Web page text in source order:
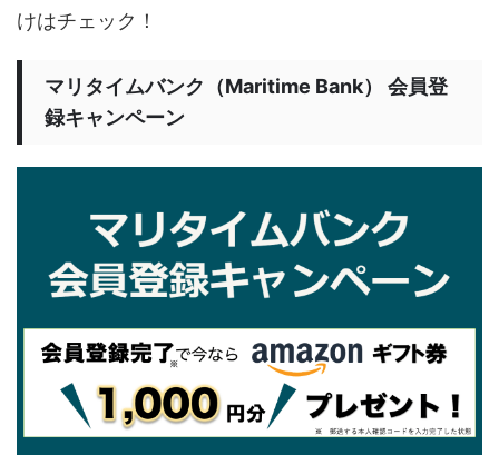
けはチェック！
マリタイムバンク（Maritime Bank） 会員登
録キャンペーン